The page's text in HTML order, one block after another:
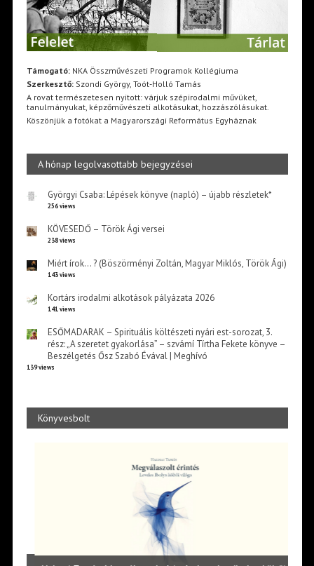
Támogató:NKA Összművészeti Programok Kollégiuma
Szerkesztő:Szondi György, Toót-Holló Tamás
A rovat természetesen nyitott: várjuk szépirodalmi művüket,
tanulmányukat, képzőművészeti alkotásukat, hozzászólásukat.
Köszönjük a fotókat a Magyarországi Református Egyháznak
A hónap legolvasottabb bejegyzései
Györgyi Csaba: Lépések könyve (napló) – újabb részletek*
256 views
KÖVESEDŐ – Török Ági versei
238 views
Miért írok… ? (Böszörményi Zoltán, Magyar Miklós, Török Ági)
143 views
Kortárs irodalmi alkotások pályázata 2026
141 views
ESŐMADARAK – Spirituális költészeti nyári est-sorozat, 3.
rész: „A szeretet gyakorlása” – szvámí Tírtha Fekete könyve –
Beszélgetés Ősz Szabó Évával | Meghívó
139 views
Könyvesbolt